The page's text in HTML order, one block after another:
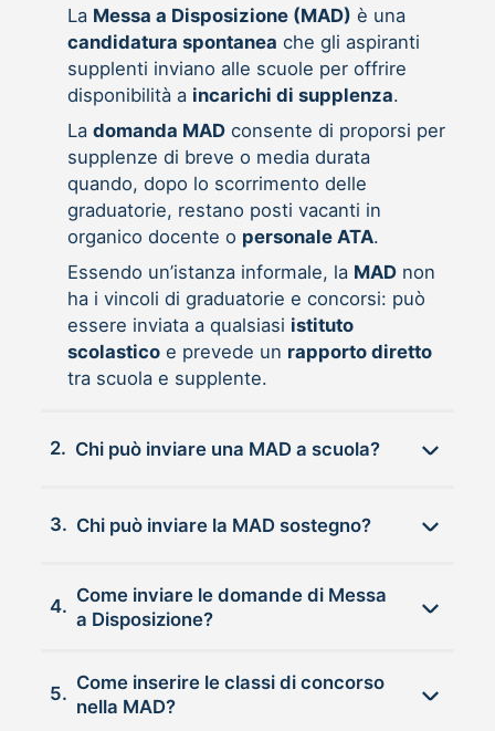
La Messa a Disposizione (MAD) è una
candidatura spontanea che gli aspiranti
supplenti inviano alle scuole per offrire
disponibilità a incarichi di supplenza.
La domanda MADconsente di proporsi per
supplenze di breve o media durata
quando, dopo lo scorrimento delle
graduatorie, restano posti vacanti in
organico docente o personale ATA.
Essendo un’istanza informale, la MADnon
ha i vincoli di graduatorie e concorsi: può
essere inviata a qualsiasi istituto
scolasticoe prevede un rapporto diretto
tra scuola e supplente.
2. Chi può inviare una MAD a scuola?
3. Chi può inviare la MAD sostegno?
4.
Come inviare le domande di Messa
a Disposizione?
5.
Come inserire le classi di concorso
nella MAD?